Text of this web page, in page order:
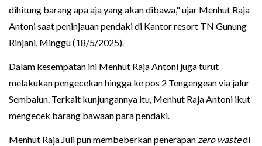
dihitung barang apa aja yang akan dibawa," ujar Menhut Raja
Antoni saat peninjauan pendaki di Kantor resort TN Gunung
Rinjani, Minggu (18/5/2025).
Dalam kesempatan ini Menhut Raja Antoni juga turut
melakukan pengecekan hingga ke pos 2 Tengengean via jalur
Sembalun. Terkait kunjungannya itu, Menhut Raja Antoni ikut
mengecek barang bawaan para pendaki.
Menhut Raja Juli pun membeberkan penerapan zero wastedi